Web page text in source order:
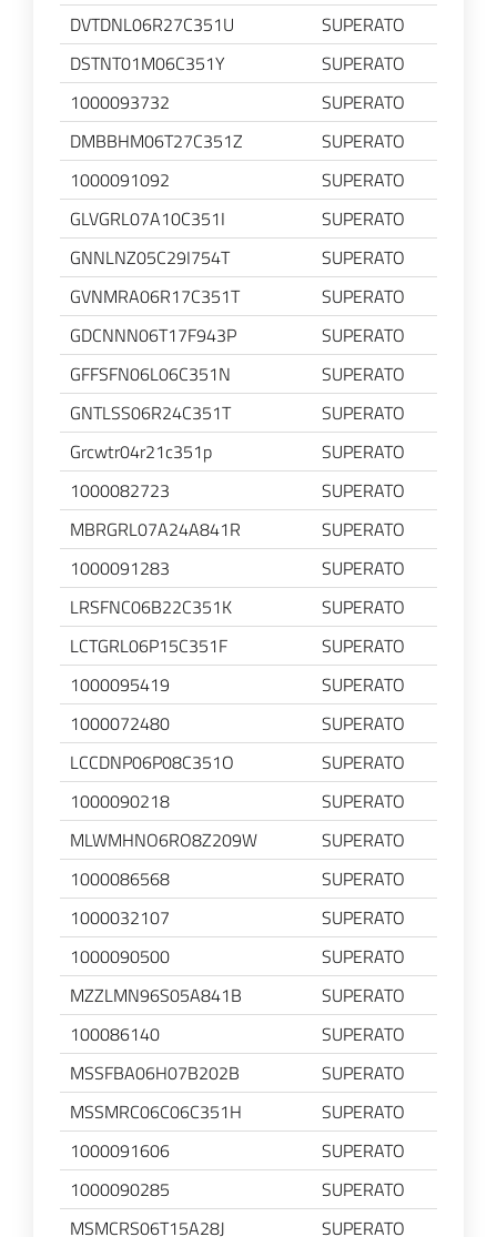
DVTDNL06R27C351U
SUPERATO
DSTNT01M06C351Y
SUPERATO
1000093732
SUPERATO
DMBBHM06T27C351Z
SUPERATO
1000091092
SUPERATO
GLVGRL07A10C351I
SUPERATO
GNNLNZ05C29I754T
SUPERATO
GVNMRA06R17C351T
SUPERATO
GDCNNN06T17F943P
SUPERATO
GFFSFN06L06C351N
SUPERATO
GNTLSS06R24C351T
SUPERATO
Grcwtr04r21c351p
SUPERATO
1000082723
SUPERATO
MBRGRL07A24A841R
SUPERATO
1000091283
SUPERATO
LRSFNC06B22C351K
SUPERATO
LCTGRL06P15C351F
SUPERATO
1000095419
SUPERATO
1000072480
SUPERATO
LCCDNP06P08C351O
SUPERATO
1000090218
SUPERATO
MLWMHNO6RO8Z209W
SUPERATO
1000086568
SUPERATO
1000032107
SUPERATO
1000090500
SUPERATO
MZZLMN96S05A841B
SUPERATO
100086140
SUPERATO
MSSFBA06H07B202B
SUPERATO
MSSMRC06C06C351H
SUPERATO
1000091606
SUPERATO
1000090285
SUPERATO
MSMCRS06T15A28J
SUPERATO